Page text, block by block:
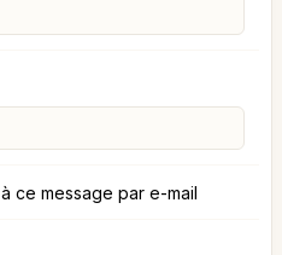
ce message par e-mail